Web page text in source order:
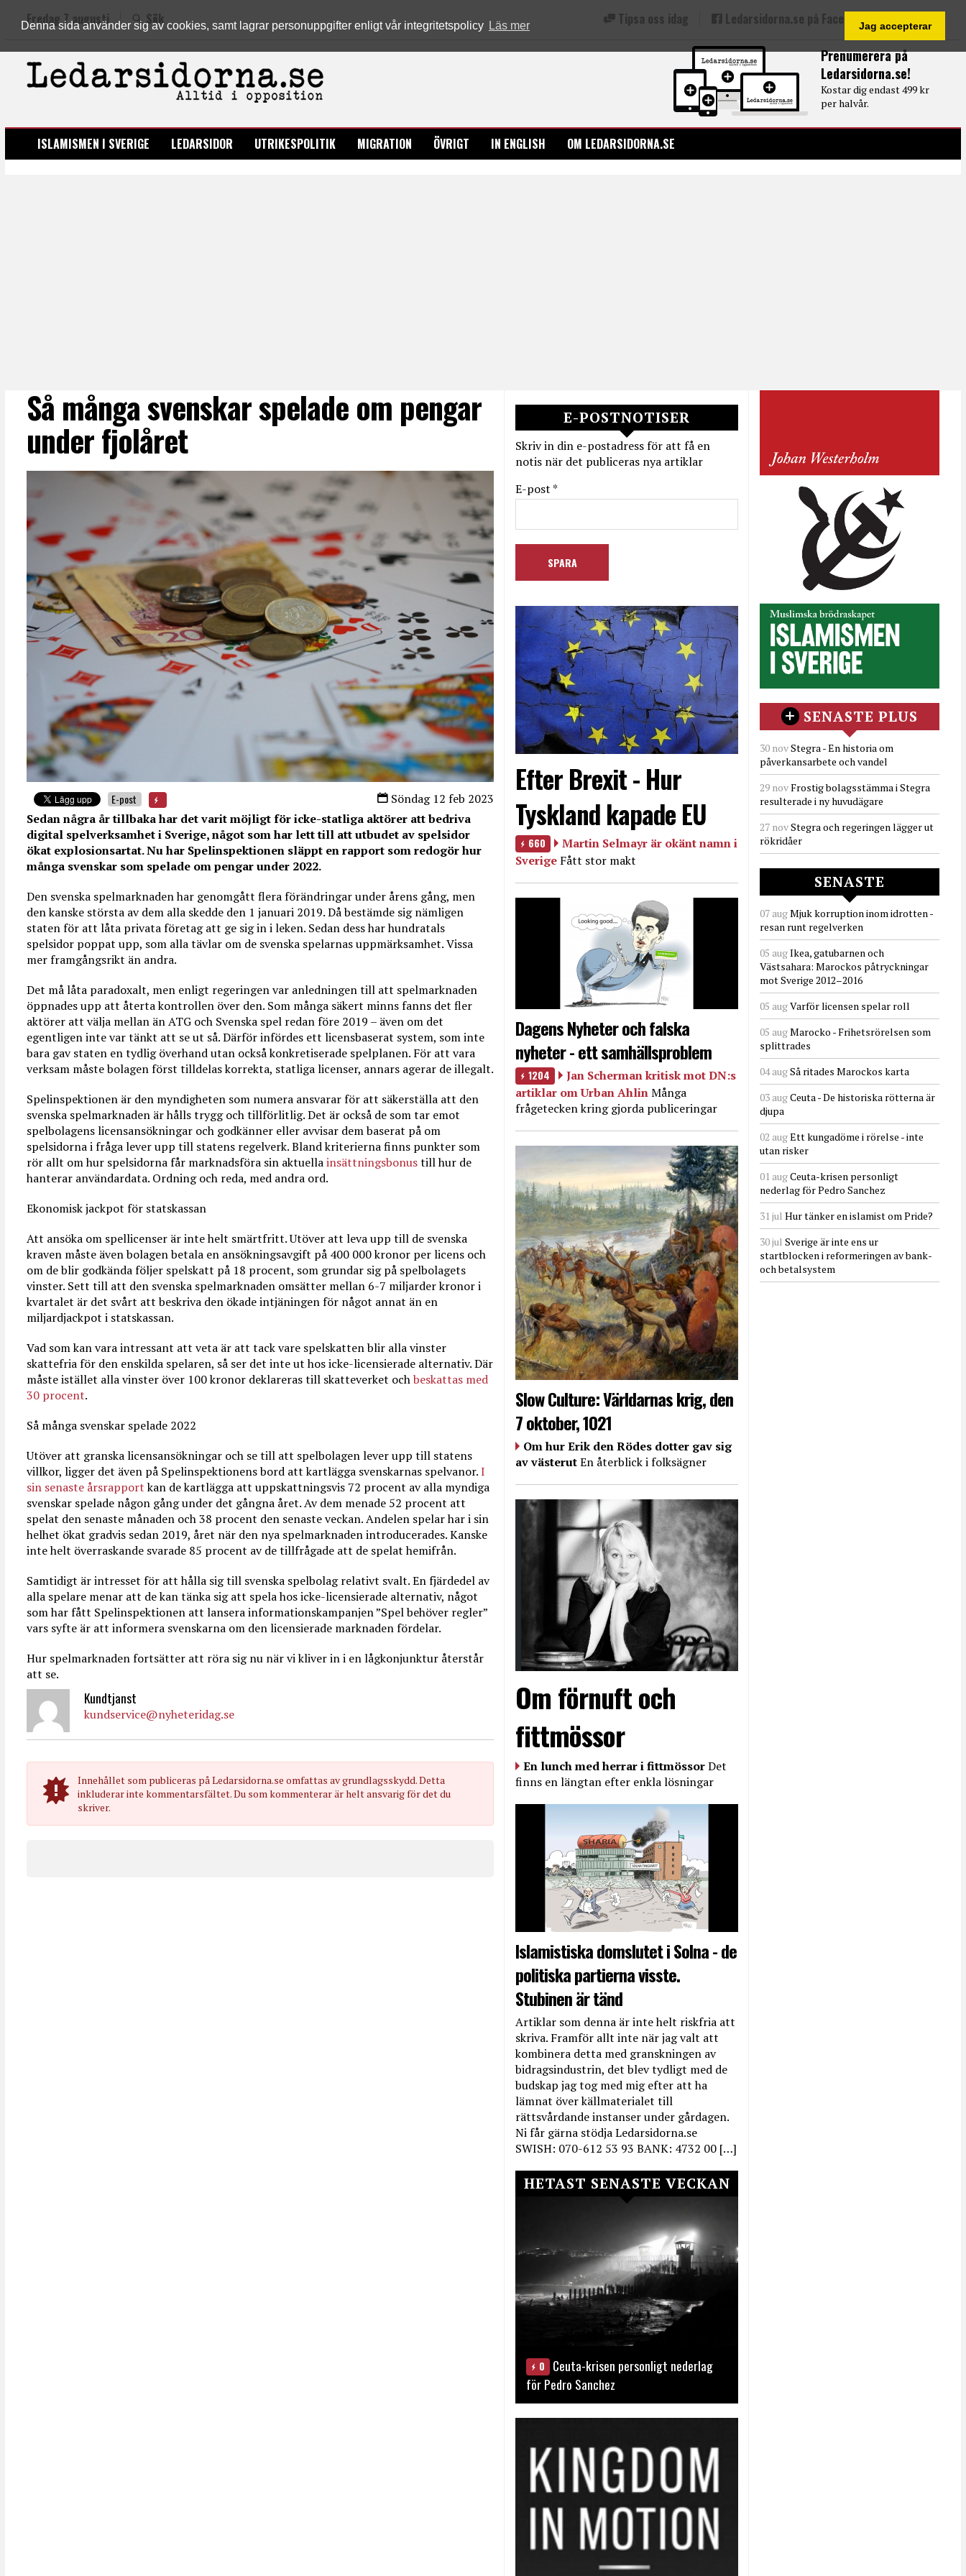
Denna sida använder sig av cookies, samt lagrar personuppgifter enligt vår integritetspolicy Läs mer Jag accepterar
Prenumerera på
Ledarsidorna.se!
Kostar dig endast 499 kr
per halvår.
Fredag 7 augusti Sök Tipsa oss idag Ledarsidorna.se på Facebook
LEDARSIDORNA.SE
ISLAMISMEN I SVERIGE LEDARSIDOR UTRIKESPOLITIK MIGRATION ÖVRIGT IN ENGLISH OM LEDARSIDORNA.SE
Så många svenskar spelade om pengar
under fjolåret
Söndag 12 feb 2023
E-post
Sedan några år tillbaka har det varit möjligt för icke-statliga aktörer att bedriva
digital spelverksamhet i Sverige, något som har lett till att utbudet av spelsidor
ökat explosionsartat. Nu har Spelinspektionen släppt en rapport som redogör hur
många svenskar som spelade om pengar under 2022.
Den svenska spelmarknaden har genomgått flera förändringar under årens gång, men
den kanske största av dem alla skedde den 1 januari 2019. Då bestämde sig nämligen
staten för att låta privata företag att ge sig in i leken. Sedan dess har hundratals
spelsidor poppat upp, som alla tävlar om de svenska spelarnas uppmärksamhet. Vissa
mer framgångsrikt än andra.
Det må låta paradoxalt, men enligt regeringen var anledningen till att spelmarknaden
öppnades upp att återta kontrollen över den. Som många säkert minns fanns det fler
aktörer att välja mellan än ATG och Svenska spel redan före 2019 – även om det
egentligen inte var tänkt att se ut så. Därför infördes ett licensbaserat system, som inte
bara gav staten en tydlig överhand utan också konkretiserade spelplanen. För att vara
verksam måste bolagen först tilldelas korrekta, statliga licenser, annars agerar de illegalt.
Spelinspektionen är den myndigheten som numera ansvarar för att säkerställa att den
svenska spelmarknaden är hålls trygg och tillförlitlig. Det är också de som tar emot
spelbolagens licensansökningar och godkänner eller avvisar dem baserat på om
spelsidorna i fråga lever upp till statens regelverk. Bland kriterierna finns punkter som
rör allt om hur spelsidorna får marknadsföra sin aktuellainsättningsbonustill hur de
hanterar användardata. Ordning och reda, med andra ord.
Ekonomisk jackpot för statskassan
Att ansöka om spellicenser är inte helt smärtfritt. Utöver att leva upp till de svenska
kraven måste även bolagen betala en ansökningsavgift på 400 000 kronor per licens och
om de blir godkända följer spelskatt på 18 procent, som grundar sig på spelbolagets
vinster. Sett till att den svenska spelmarknaden omsätter mellan 6-7 miljarder kronor i
kvartalet är det svårt att beskriva den ökade intjäningen för något annat än en
miljardjackpot i statskassan.
Vad som kan vara intressant att veta är att tack vare spelskatten blir alla vinster
skattefria för den enskilda spelaren, så ser det inte ut hos icke-licensierade alternativ. Där
måste istället alla vinster över 100 kronor deklareras till skatteverket ochbeskattas med
30 procent.
Så många svenskar spelade 2022
Utöver att granska licensansökningar och se till att spelbolagen lever upp till statens
villkor, ligger det även på Spelinspektionens bord att kartlägga svenskarnas spelvanor.I
sin senaste årsrapportkan de kartlägga att uppskattningsvis 72 procent av alla myndiga
svenskar spelade någon gång under det gångna året. Av dem menade 52 procent att
spelat den senaste månaden och 38 procent den senaste veckan. Andelen spelar har i sin
helhet ökat gradvis sedan 2019, året när den nya spelmarknaden introducerades. Kanske
inte helt överraskande svarade 85 procent av de tillfrågade att de spelat hemifrån.
Samtidigt är intresset för att hålla sig till svenska spelbolag relativt svalt. En fjärdedel av
alla spelare menar att de kan tänka sig att spela hos icke-licensierade alternativ, något
som har fått Spelinspektionen att lansera informationskampanjen ”Spel behöver regler”
vars syfte är att informera svenskarna om den licensierade marknaden fördelar.
Hur spelmarknaden fortsätter att röra sig nu när vi kliver in i en lågkonjunktur återstår
att se.
Kundtjanst
kundservice@nyheteridag.se
Innehållet som publiceras på Ledarsidorna.se omfattas av grundlagsskydd. Detta
inkluderar inte kommentarsfältet. Du som kommenterar är helt ansvarig för det du
skriver.
E-POSTNOTISER
Skriv in din e-postadress för att få en
notis när det publiceras nya artiklar
E-post *
Efter Brexit - Hur
Tyskland kapade EU
660
Martin Selmayr är okänt namn i
Sverige Fått stor makt
Dagens Nyheter och falska
nyheter - ett samhällsproblem
1204
Jan Scherman kritisk mot DN:s
artiklar om Urban AhlinMånga
frågetecken kring gjorda publiceringar
Slow Culture: Världarnas krig, den
7 oktober, 1021
Om hur Erik den Rödes dotter gav sig
av västerutEn återblick i folksägner
Om förnuft och
fittmössor
En lunch med herrar i fittmössorDet
finns en längtan efter enkla lösningar
Islamistiska domslutet i Solna - de
politiska partierna visste.
Stubinen är tänd
Artiklar som denna är inte helt riskfria att
skriva. Framför allt inte när jag valt att
kombinera detta med granskningen av
bidragsindustrin, det blev tydligt med de
budskap jag tog med mig efter att ha
lämnat över källmaterialet till
rättsvårdande instanser under gårdagen.
Ni får gärna stödja Ledarsidorna.se
SWISH: 070-612 53 93 BANK: 4732 00 […]
HETAST SENASTE VECKAN
0
Ceuta-krisen personligt nederlag
för Pedro Sanchez
SENASTE PLUS
30 novStegra - En historia om
påverkansarbete och vandel
29 novFrostig bolagsstämma i Stegra
resulterade i ny huvudägare
27 novStegra och regeringen lägger ut
rökridåer
SENASTE
07 augMjuk korruption inom idrotten -
resan runt regelverken
05 augIkea, gatubarnen och
Västsahara: Marockos påtryckningar
mot Sverige 2012–2016
05 augVarför licensen spelar roll
05 augMarocko - Frihetsrörelsen som
splittrades
04 augSå ritades Marockos karta
03 augCeuta - De historiska rötterna är
djupa
02 augEtt kungadöme i rörelse - inte
utan risker
01 augCeuta-krisen personligt
nederlag för Pedro Sanchez
31 jul Hur tänker en islamist om Pride?
30 jul Sverige är inte ens ur
startblocken i reformeringen av bank-
och betalsystem